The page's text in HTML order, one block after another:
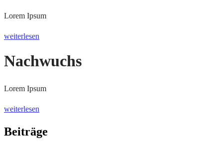
Lorem Ipsum
weiterlesen
Nachwuchs
Lorem Ipsum
weiterlesen
Beiträge